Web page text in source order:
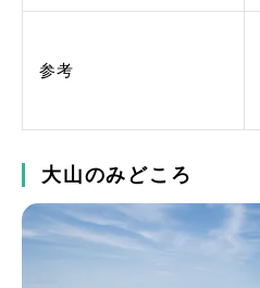
参考
大山のみどころ